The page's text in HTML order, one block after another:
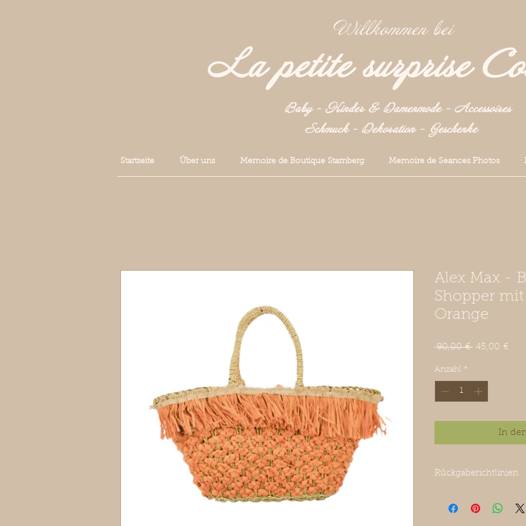
Willkommen bei
La petite surprise
Baby - Kinder & Damenmode - Accessoires
Schmuck - Dekoration - Geschenke
Startseite Über uns Memoire de Boutique Starnberg Memoire de Seances Photos
Alex Max -
Shopper mit
Orange
90,00 € 45,00 €Sale-
Anzahl *
In
Rückgaberichtlinien